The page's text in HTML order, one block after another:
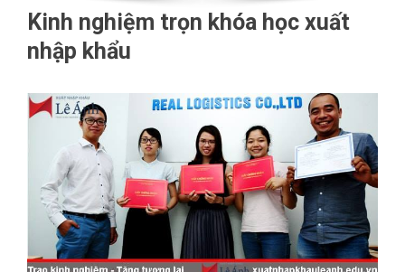
Kinh nghiệm trọn khóa học xuất
nhập khẩu